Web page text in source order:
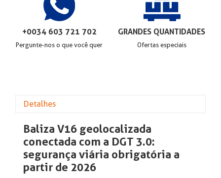
+0034 603 721 702
Pergunte-nos o que você quer
GRANDES QUANTIDADES
Ofertas especiais
Detalhes
Baliza V16 geolocalizada
conectada com a DGT 3.0:
segurança viária obrigatória a
partir de 2026